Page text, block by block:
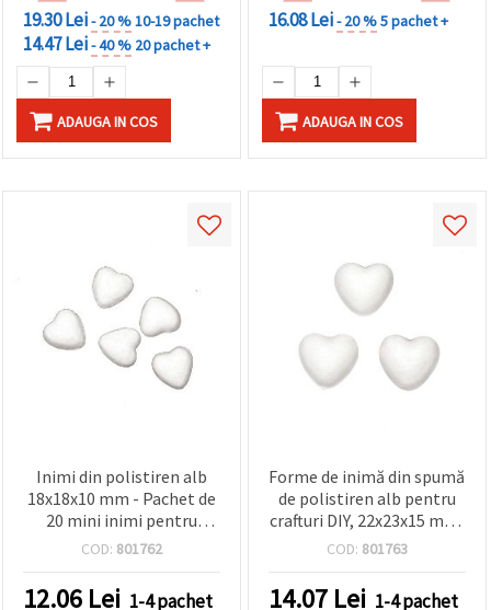
19.30 Lei- 20 %10-19 pachet
14.47 Lei- 40 % 20 pachet +
ADAUGA IN COS
16.08 Lei- 20 %5 pachet +
ADAUGA IN COS
Inimi din polistiren alb
18x18x10 mm - Pachet de
20 mini inimi pentru
hobby, craft, DIY,
sărbători
COD: 801762
12.06 Lei 1-4 pachet
Forme de inimă din spumă
de polistiren alb pentru
crafturi DIY, 22x23x15 mm,
set 20 buc.
COD: 801763
14.07 Lei 1-4 pachet